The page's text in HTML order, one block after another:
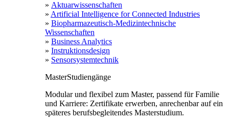
» Aktuarwissenschaften
» Artificial Intelligence for Connected Industries
» Biopharmazeutisch-Medizintechnische
Wissenschaften
» Business Analytics
» Instruktionsdesign
» Sensorsystemtechnik
MasterStudiengänge
Modular und flexibel zum Master, passend für Familie
und Karriere: Zertifikate erwerben, anrechenbar auf ein
späteres berufsbegleitendes Masterstudium.